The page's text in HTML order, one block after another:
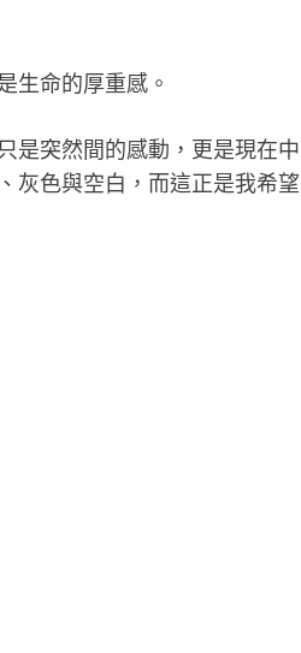
生命的厚重感。
是突然間的感動，更是現在中
灰色與空白，而這正是我希望